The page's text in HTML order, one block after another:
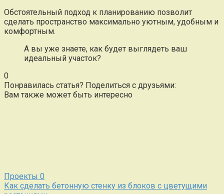
Обстоятельный подход к планированию позволит
сделать пространство максимально уютным, удобным и
комфортным.
А вы уже знаете, как будет выглядеть ваш
идеальный участок?
0
Понравилась статья? Поделиться с друзьями:
Вам также может быть интересно
Проекты 0
Как сделать бетонную стенку из блоков с цветущими